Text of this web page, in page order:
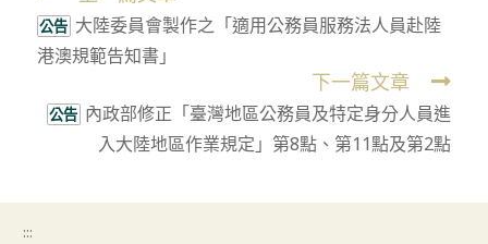
more
articles
公告 大陸委員會製作之「適用公務員服務法人員赴陸
港澳規範告知書」
下一篇文章
公告 內政部修正「臺灣地區公務員及特定身分人員進
入大陸地區作業規定」第8點、第11點及第2點
:::